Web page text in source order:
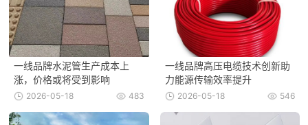
一线品牌水泥管生产成本上
涨，价格或将受到影响
483
2026-05-18
一线品牌高压电缆技术创新助
力能源传输效率提升
546
2026-05-18